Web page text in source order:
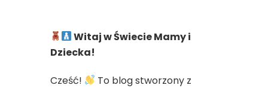
Witaj w Świecie Mamy i
Dziecka!
Cześć!
To blog stworzony z